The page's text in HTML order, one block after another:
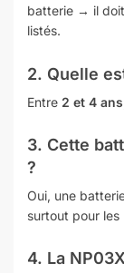
batterie → il
listés.
2. Quelle
Entre 2 et 4 ans
3. Cette
?
Oui, une
surtout pour
4. La